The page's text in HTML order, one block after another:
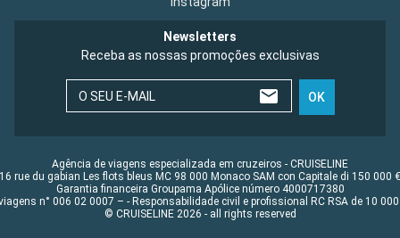
Newsletters
Receba as nossas promoções exclusivas
O SEU E-MAIL OK
Agência de viagens especializada em cruzeiros - CRUISELINE
16 rue du gabian Les flots bleus MC 98 000 Monaco SAM con Capitale di 150 000 €
Garantia financeira Groupama Apólice número 4000717380
n° 006 02 0007 – - Responsabilidade civil e profissional RC RSA de 10 000
© CRUISELINE 2026 - all rights reserved